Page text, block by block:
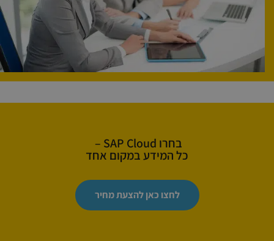
בחרו SAP Cloud –
כל המידע במקום אחד
לחצו כאן להצעת מחיר